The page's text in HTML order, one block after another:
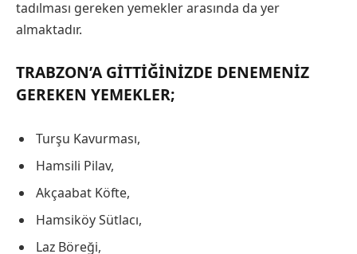
tadılması gereken yemekler arasında da yer
almaktadır.
TRABZON’A GITTIĞINIZDE DENEMENIZ
GEREKEN YEMEKLER;
Turşu Kavurması,
Hamsili Pilav,
Akçaabat Köfte,
Hamsiköy Sütlacı,
Laz Böreği,